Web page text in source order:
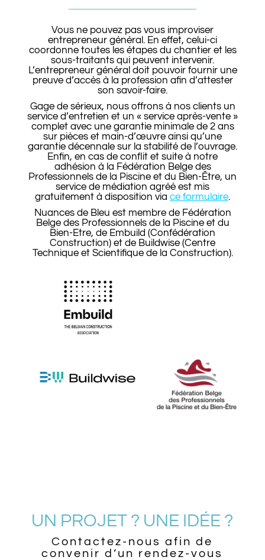
Vous ne pouvez pas vous improviser
entrepreneur général. En effet, celui-ci
coordonne toutes les étapes du chantier et les
sous-traitants qui peuvent intervenir.
L’entrepreneur général doit pouvoir fournir une
preuve d’accès à la profession afin d’attester
son savoir-faire.
Gage de sérieux, nous offrons à nos clients un
service d’entretien et un « service après-vente »
complet avec une garantie minimale de 2 ans
sur pièces et main-d’œuvre ainsi qu’une
garantie décennale sur la stabilité de l’ouvrage.
Enfin, en cas de conflit et suite à notre
adhésion à la Fédération Belge des
Professionnels de la Piscine et du Bien-Être, un
service de médiation agréé est mis
gratuitement à disposition via ce formulaire.
Nuances de Bleu est membre de Fédération
Belge des Professionnels de la Piscine et du
Bien-Etre, de Embuild (Confédération
Construction) et de Buildwise (Centre
Technique et Scientifique de la Construction).
UN PROJET ? UNE IDÉE ?
Contactez-nous afin de
convenir d’un rendez-vous